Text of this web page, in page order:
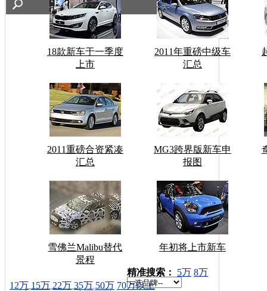
18款新车于一季度
上市
2011年重磅中级车
汇总
2011重磅合资紧凑
汇总
MG3跨界版新车申
报图
雪佛兰Malibu替代
景程
年初将上市新车
车型搜索：
精准搜索： 5万 8万
12万 15万 22万 35万 50万 70万以上